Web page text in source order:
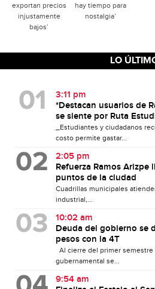
exportan precios
injustamente
bajos’
hay tiempo para
nostalgia’
LO
3:11 pm
*Destacan usuarios de
se siente por Ruta
_Estudiantes y ciudadanos
costo permite gastar...
2:05 pm
Refuerza Ramos
puntos de la ciudad
Cuadrillas municipales
industrial,...
10:02 am
Deuda del gobierno se
pesos con la 4T
Al cierre del primer
gubernamental se...
9:54 am